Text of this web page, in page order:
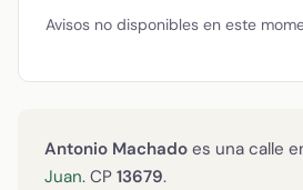
Avisos no disponibles en este
Antonio Machado es una calle
Juan. CP 13679.